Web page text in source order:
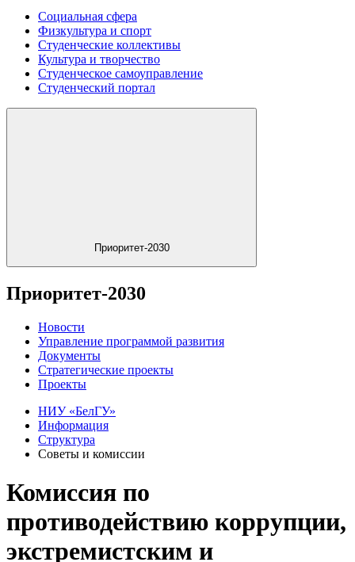
Социальная сфера
Физкультура и спорт
Студенческие коллективы
Культура и творчество
Студенческое самоуправление
Студенческий портал
Приоритет-2030
Приоритет-2030
Новости
Управление программой развития
Документы
Стратегические проекты
Проекты
НИУ «БелГУ»
Информация
Структура
Советы и комиссии
Комиссия по
противодействию коррупции,
экстремистским и